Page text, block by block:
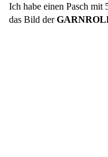
Ich habe einen Pasch
das Bild der